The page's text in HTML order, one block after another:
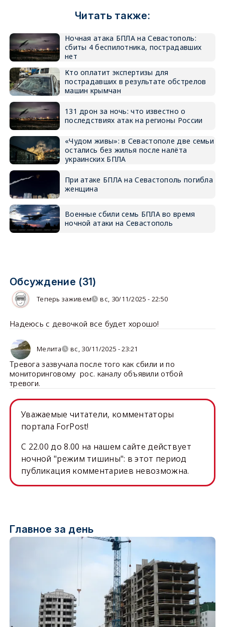
Читать также:
Ночная атака БПЛА на Севастополь:
сбиты 4 беспилотника, пострадавших
нет
Кто оплатит экспертизы для
пострадавших в результате обстрелов
машин крымчан
131 дрон за ночь: что известно о
последствиях атак на регионы России
«Чудом живы»: в Севастополе две семьи
остались без жилья после налёта
украинских БПЛА
При атаке БПЛА на Севастополь погибла
женщина
Военные сбили семь БПЛА во время
ночной атаки на Севастополь
Обсуждение (31)
Теперь заживем вс, 30/11/2025 - 22:50
Надеюсь с девочкой все будет хорошо!
Мелита вс, 30/11/2025 - 23:21
Тревога зазвучала после того как сбили и по
мониторинговому рос. каналу объявили отбой
тревоги.
Уважаемые читатели, комментаторы
портала ForPost!
C 22.00 до 8.00 на нашем сайте действует
ночной "режим тишины": в этот период
публикация комментариев невозможна.
Главное за день